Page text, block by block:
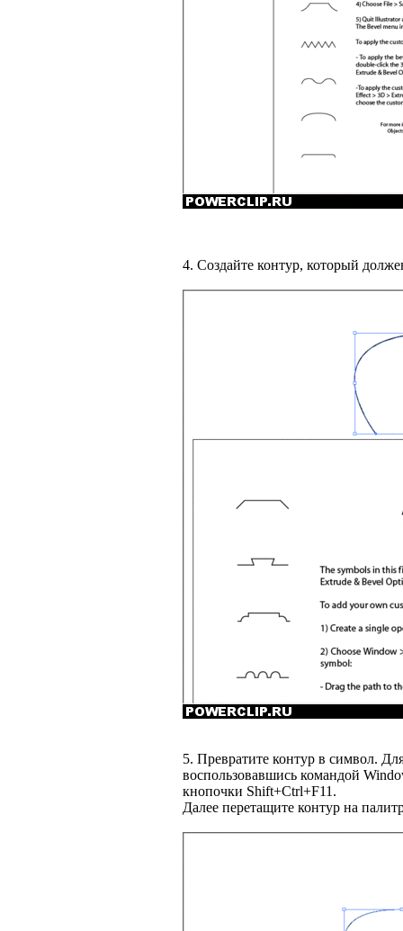
4. Создайте контур, который
5. Превратите контур в символ.
воспользовавшись командой
кнопочки Shift+Ctrl+F11.
Далее перетащите контур на